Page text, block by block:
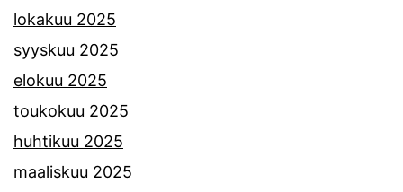
lokakuu 2025
syyskuu 2025
elokuu 2025
toukokuu 2025
huhtikuu 2025
maaliskuu 2025